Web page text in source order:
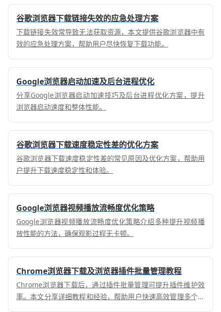
谷歌浏览器下载链接失效的应急处理方案
下载链接失效常导致无法获取资源，本文提供谷歌浏览器中有
效的应急处理方案，帮助用户尽快恢复下载功能。
Google浏览器启动加速及后台进程优化
分享Google浏览器启动加速技巧及后台进程优化方案，提升
浏览器启动速度和整体性能。
谷歌浏览器下载速度稳定性差的优化方案
谷歌浏览器下载速度稳定性差的常见原因及优化方案，帮助用
户提升下载速度稳定性和体验。
Google浏览器视频播放流畅度优化策略
Google浏览器视频播放流畅度优化策略介绍多种提升视频播
放性能的方法，确保观影过程无卡顿。
Chrome浏览器下载及浏览器插件批量管理教程
Chrome浏览器下载后，通过插件批量管理可提升插件维护效
率。本文分享详细教程和经验，帮助用户快速高效管理多个插